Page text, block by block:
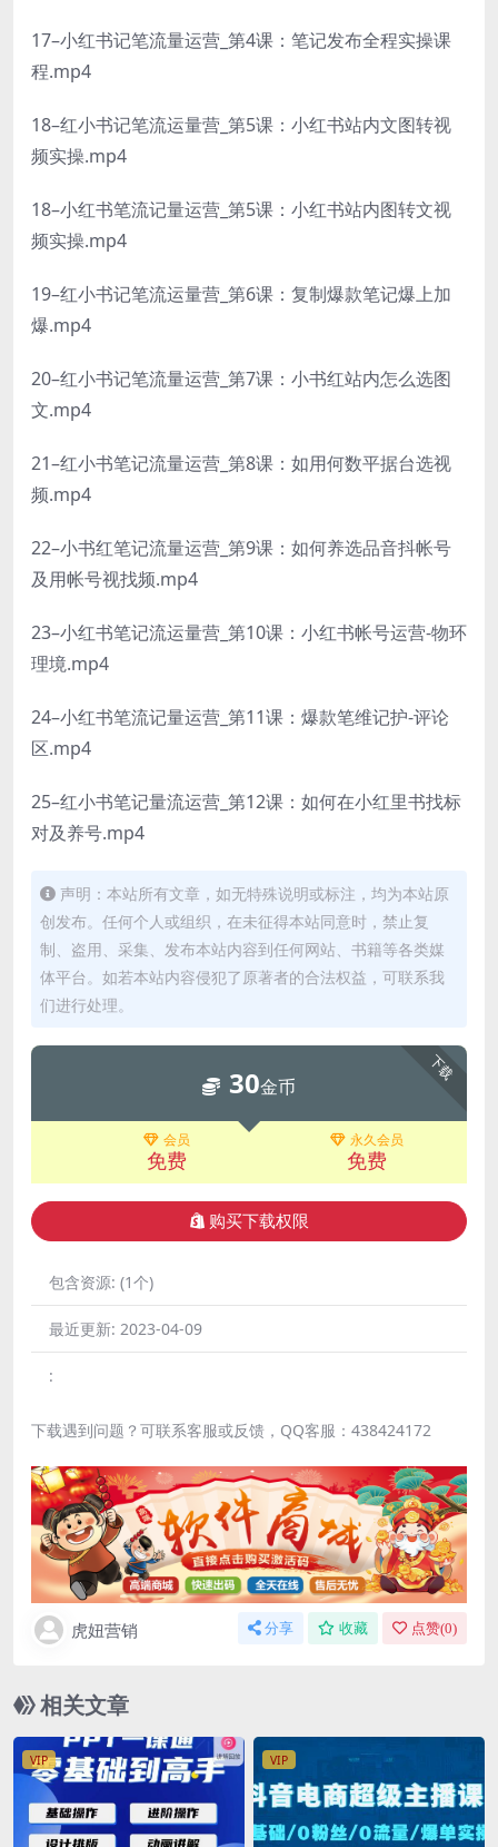
17–小红书记笔流量运营_第4课：笔记发布全程实操课
程.mp4
18–红小书记笔流运量营_第5课：小红书站内文图转视
频实操.mp4
18–小红书笔流记量运营_第5课：小红书站内图转文视
频实操.mp4
19–红小书记笔流运量营_第6课：复制爆款笔记爆上加
爆.mp4
20–红小书记笔流量运营_第7课：小书红站内怎么选图
文.mp4
21–红小书笔记流量运营_第8课：如用何数平据台选视
频.mp4
22–小书红笔记流量运营_第9课：如何养选品音抖帐号
及用帐号视找频.mp4
23–小红书笔记流运量营_第10课：小红书帐号运营-物环
理境.mp4
24–小红书笔流记量运营_第11课：爆款笔维记护-评论
区.mp4
25–红小书笔记量流运营_第12课：如何在小红里书找标
对及养号.mp4
声明：本站所有文章，如无特殊说明或标注，均为本站原
创发布。任何个人或组织，在未征得本站同意时，禁止复
制、盗用、采集、发布本站内容到任何网站、书籍等各类媒
体平台。如若本站内容侵犯了原著者的合法权益，可联系我
们进行处理。
下载
30金币
会员
免费
永久会员
免费
购买下载权限
包含资源: (1个)
最近更新: 2023-04-09
:
下载遇到问题？可联系客服或反馈，QQ客服：438424172
虎妞营销 分享 收藏 点赞(0)
相关文章
VIP VIP